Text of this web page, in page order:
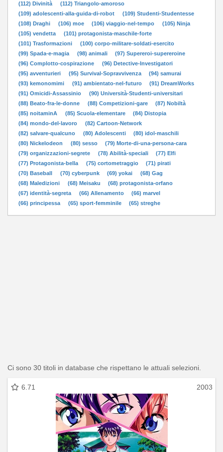
(112) Divinità
(112) Triangolo-amoroso
(109) adolescenti-alla-guida-di-robot
(109) Studenti-Studentesse
(108) Draghi
(106) moe (106) viaggio-nel-tempo
(105) Ninja
(105) vendetta
(101) protagonista-maschile-forte
(101) Trasformazioni
(100) corpo-militare-soldati-esercito
(99) Spada-e-magia
(98) animali
(97) Supereroi-supereroine
(96) Complotto-cospirazione
(96) Detective-Investigatori
(95) avventurieri
(95) Survival-Sopravvivenza
(94) samurai
(93) kemonomimi
(91) ambientato-nel-futuro
(91) DreamWorks
(91) Omicidi-Assassinio
(90) Università-Studenti-universitari
(88) Beato-fra-le-donne
(88) Competizioni-gare
(87) Nobiltà
(85) noitaminA
(85) Scuola-elementare
(84) Distopia
(84) mondo-del-lavoro
(82) Cartoon-Network
(82) salvare-qualcuno
(80) Adolescenti
(80) idol-maschili
(80) Nickelodeon
(80) sesso
(79) Morte-di-una-persona-cara
(79) organizzazioni-segrete
(78) Abilità-speciali
(77) Elfi
(77) Protagonista-bella
(75) cortometraggio
(71) pirati
(70) Baseball
(70) cyberpunk (69) yokai
(68) Gag
(68) Maledizioni
(68) Meisaku
(68) protagonista-orfano
(67) identità-segreta
(66) Allenamento
(66) marvel
(66) principessa
(65) sport-femminile (65) streghe
Ci sono 30 titoli in database che rispettano le attuali selezioni.
6.71 2003